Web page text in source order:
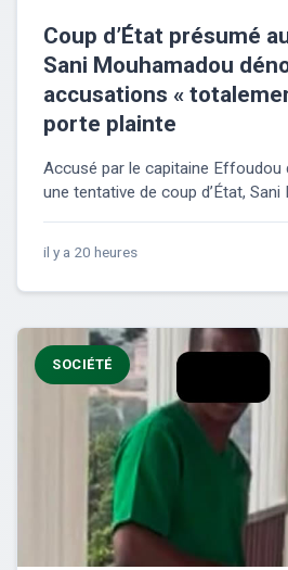
Coup d’État présumé
Sani Mouhamadou
accusations «
porte plainte
Accusé par le capitaine Effoudou
une tentative de coup d’État, Sani
il y a 20 heures
SOCIÉTÉ